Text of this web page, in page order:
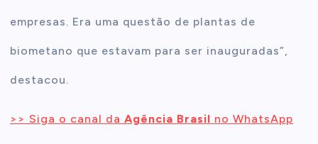
empresas. Era uma questão de plantas de
biometano que estavam para ser inauguradas”,
destacou.
>> Siga o canal daAgência Brasil no WhatsApp